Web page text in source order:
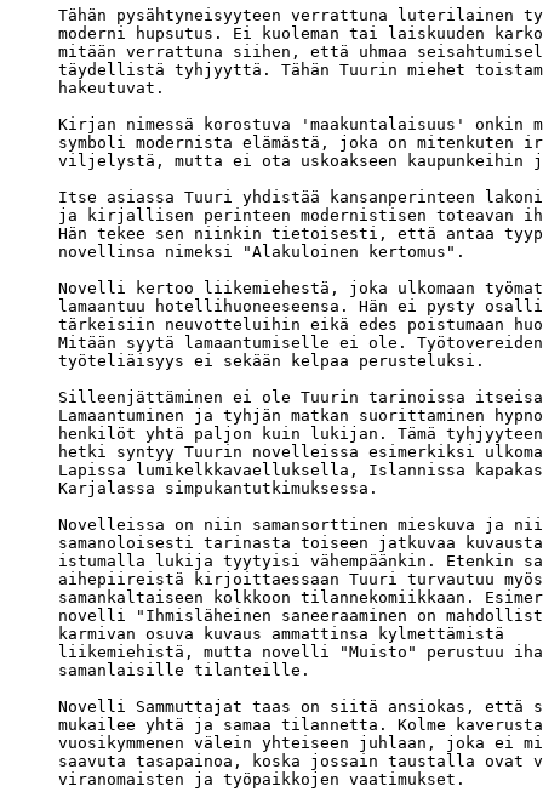
Tähän pysähtyneisyyteen verrattuna luterilainen
moderni hupsutus. Ei kuoleman tai laiskuuden
mitään verrattuna siihen, että uhmaa
täydellistä tyhjyyttä. Tähän Tuurin miehet
hakeutuvat.
Kirjan nimessä korostuva 'maakuntalaisuus' onkin
symboli modernista elämästä, joka on mitenkuten
viljelystä, mutta ei ota uskoakseen kaupunkeihin
Itse asiassa Tuuri yhdistää kansanperinteen
ja kirjallisen perinteen modernistisen toteavan
Hän tekee sen niinkin tietoisesti, että antaa
novellinsa nimeksi "Alakuloinen kertomus".
Novelli kertoo liikemiehestä, joka ulkomaan
lamaantuu hotellihuoneeseensa. Hän ei pysty
tärkeisiin neuvotteluihin eikä edes poistumaan
Mitään syytä lamaantumiselle ei ole.
työteliäisyys ei sekään kelpaa perusteluksi.
Silleenjättäminen ei ole Tuurin tarinoissa
Lamaantuminen ja tyhjän matkan suorittaminen
henkilöt yhtä paljon kuin lukijan. Tämä
hetki syntyy Tuurin novelleissa esimerkiksi
Lapissa lumikelkkavaelluksella, Islannissa
Karjalassa simpukantutkimuksessa.
Novelleissa on niin samansorttinen mieskuva ja
samanoloisesti tarinasta toiseen jatkuvaa
istumalla lukija tyytyisi vähempäänkin. Etenkin
aihepiireistä kirjoittaessaan Tuuri turvautuu
samankaltaiseen kolkkoon tilannekomiikkaan.
novelli "Ihmisläheinen saneeraaminen on
karmivan osuva kuvaus ammattinsa kylmettämistä
liikemiehistä, mutta novelli "Muisto" perustuu
samanlaisille tilanteille.
Novelli Sammuttajat taas on siitä ansiokas,
mukailee yhtä ja samaa tilannetta. Kolme
vuosikymmenen välein yhteiseen juhlaan, joka ei
saavuta tasapainoa, koska jossain taustalla ovat
viranomaisten ja työpaikkojen vaatimukset.